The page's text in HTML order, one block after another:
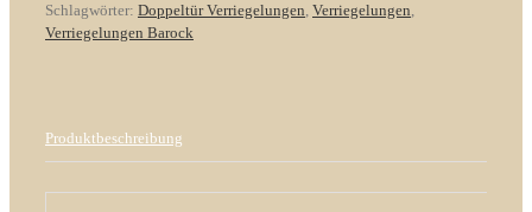
Schlagwörter: Doppeltür Verriegelungen, Verriegelungen,
Verriegelungen Barock
Produktbeschreibung